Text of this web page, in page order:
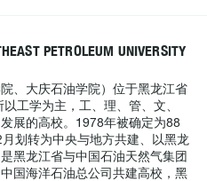
PETROLEUM UNIVERSITY
、大庆石油学院）位于黑龙江省
工学为主，工、理、管、文、
展的高校。1978年被确定为88
划转为中央与地方共建、以黑龙
黑龙江省与中国石油天然气集团
国海洋石油总公司共建高校，黑